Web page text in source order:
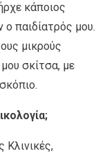
κάποιος
παιδίατρός μου.
μικρούς
σκίτσα, με